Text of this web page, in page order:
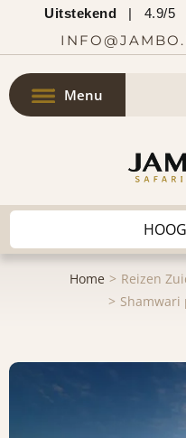
Uitstekend | 4.9/5
Menu
Home Reizen